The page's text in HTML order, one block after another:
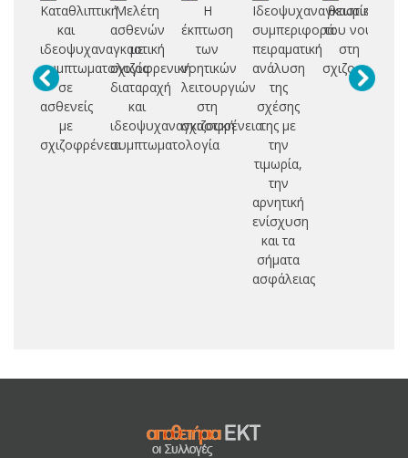
Καταθλιπτική
και
ιδεοψυχαναγκαστική
συμπτωματολογία
σε
ασθενείς
με
σχιζοφρένεια
Μελέτη
ασθενών
με
σχιζοφρενική
διαταραχή
και
ιδεοψυχαναγκαστική
συμπτωματολογία
Η
έκπτωση
των
νοητικών
λειτουργιών
στη
σχιζοφρένεια
Ιδεοψυχαναγκαστική
συμπεριφορά:
πειραματική
ανάλυση
της
σχέσης
της με
την
τιμωρία,
την
αρνητική
ενίσχυση
και τα
σήματα
ασφάλειας
θεωρία
του νού
στη
σχιζοφρένεια